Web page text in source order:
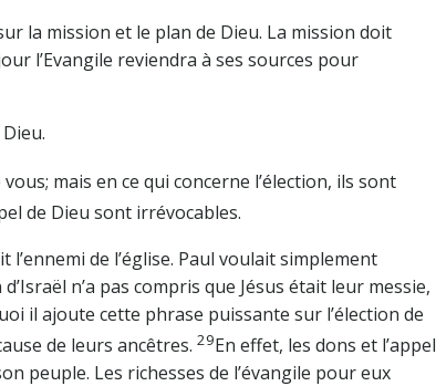
la mission et le plan de Dieu. La mission doit
l’Evangile reviendra à ses sources pour
mais en ce qui concerne l’élection, ils sont
de Dieu sont irrévocables.
de l’église. Paul voulait simplement
n’a pas compris que Jésus était leur messie,
il ajoute cette phrase puissante sur l’élection de
de leurs ancêtres. 29En effet, les dons et l’appel
peuple. Les richesses de l’évangile pour eux